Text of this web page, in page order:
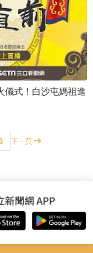
儀式！白沙屯媽祖進
3 下一頁